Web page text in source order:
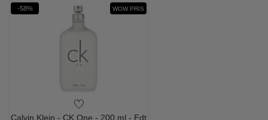
-58% WOW PRIS
Calvin Klein - CK One - 200 ml - Edt